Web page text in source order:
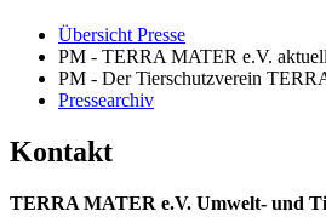
Übersicht Presse
PM - TERRA MATER e.V. aktuell
PM - Der Tierschutzverein
Pressearchiv
Kontakt
TERRA MATER e.V. Umwelt- und